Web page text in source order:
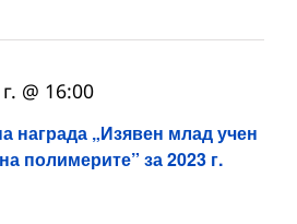
награда „Изявен млад учен
полимерите” за 2023 г.
@ 16:00